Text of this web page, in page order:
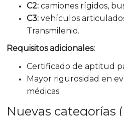
C2:camiones rígidos,
C3:vehículos
Transmilenio.
Requisitos adicionales:
Certificado de aptitud
Mayor rigurosidad en
médicas
Nuevas categorías